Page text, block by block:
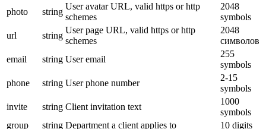
photo
string
User avatar URL, valid https or http
schemes
2048
symbols
url
string
User page URL, valid https or http
schemes
2048
символов
email
string User email
255
symbols
phone
string User phone number
2-15
symbols
invite
string Client invitation text
1000
symbols
group
string Department a client applies to
10 digits